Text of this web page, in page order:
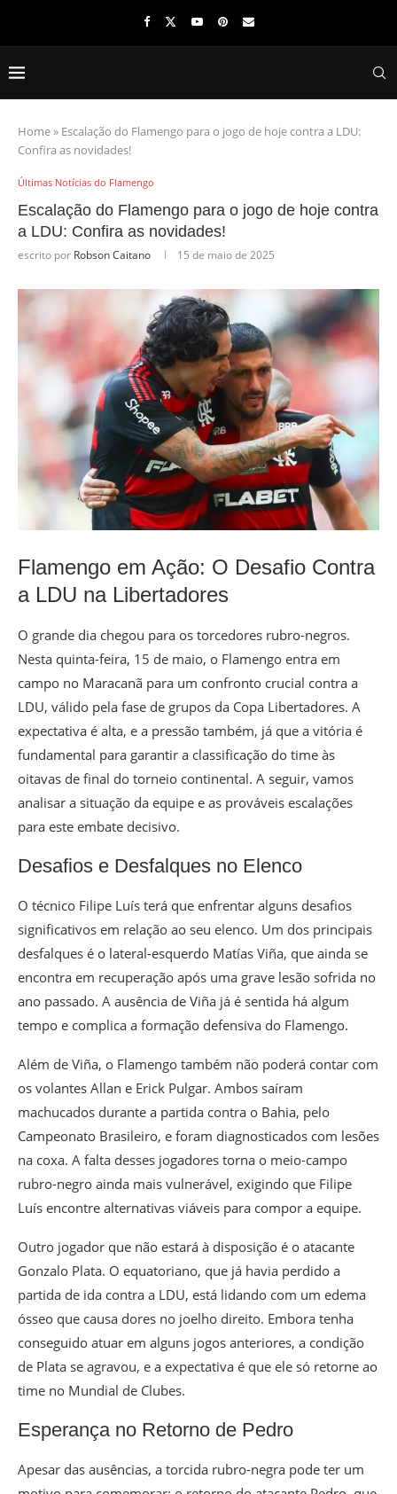
Home» Escalação do Flamengo para o jogo de hoje contra a LDU:
Confira as novidades!
Últimas Notícias do Flamengo
Escalação do Flamengo para o jogo de hoje contra
a LDU: Confira as novidades!
escrito por Robson Caitano 15 de maio de 2025
Flamengo em Ação: O Desafio Contra
a LDU na Libertadores
O grande dia chegou para os torcedores rubro-negros.
Nesta quinta-feira, 15 de maio, o Flamengo entra em
campo no Maracanã para um confronto crucial contra a
LDU, válido pela fase de grupos da Copa Libertadores. A
expectativa é alta, e a pressão também, já que a vitória é
fundamental para garantir a classificação do time às
oitavas de final do torneio continental. A seguir, vamos
analisar a situação da equipe e as prováveis escalações
para este embate decisivo.
Desafios e Desfalques no Elenco
O técnico Filipe Luís terá que enfrentar alguns desafios
significativos em relação ao seu elenco. Um dos principais
desfalques é o lateral-esquerdo Matías Viña, que ainda se
encontra em recuperação após uma grave lesão sofrida no
ano passado. A ausência de Viña já é sentida há algum
tempo e complica a formação defensiva do Flamengo.
Além de Viña, o Flamengo também não poderá contar com
os volantes Allan e Erick Pulgar. Ambos saíram
machucados durante a partida contra o Bahia, pelo
Campeonato Brasileiro, e foram diagnosticados com lesões
na coxa. A falta desses jogadores torna o meio-campo
rubro-negro ainda mais vulnerável, exigindo que Filipe
Luís encontre alternativas viáveis para compor a equipe.
Outro jogador que não estará à disposição é o atacante
Gonzalo Plata. O equatoriano, que já havia perdido a
partida de ida contra a LDU, está lidando com um edema
ósseo que causa dores no joelho direito. Embora tenha
conseguido atuar em alguns jogos anteriores, a condição
de Plata se agravou, e a expectativa é que ele só retorne ao
time no Mundial de Clubes.
Esperança no Retorno de Pedro
Apesar das ausências, a torcida rubro-negra pode ter um